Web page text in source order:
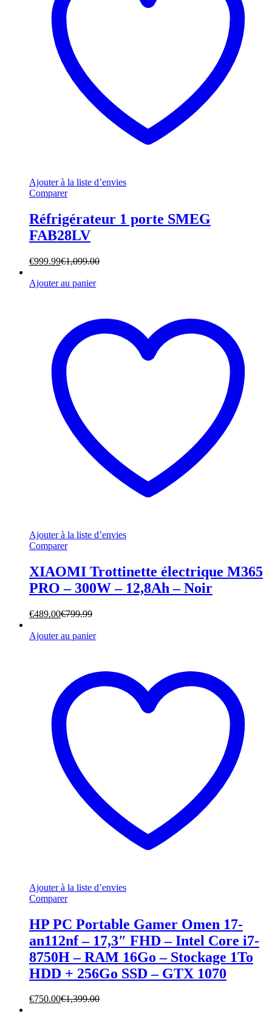
Ajouter à la liste d’envies
Comparer
Réfrigérateur 1 porte SMEG
FAB28LV
€999.99€1,099.00
Ajouter au panier
Ajouter à la liste d’envies
Comparer
XIAOMI Trottinette électrique M365
PRO – 300W – 12,8Ah – Noir
€489.00€799.99
Ajouter au panier
Ajouter à la liste d’envies
Comparer
HP PC Portable Gamer Omen 17-
an112nf – 17,3″ FHD – Intel Core i7-
8750H – RAM 16Go – Stockage 1To
HDD + 256Go SSD – GTX 1070
€750.00€1,399.00